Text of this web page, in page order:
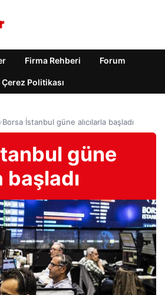
Firma Rehberi Forum
Çerez Politikası
›Borsa İstanbul güne alıcılarla başladı
güne
başladı